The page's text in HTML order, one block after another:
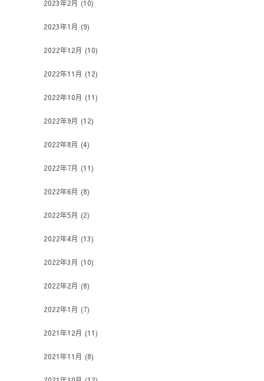
2023年2月 (10)
2023年1月 (9)
2022年12月 (10)
2022年11月 (12)
2022年10月 (11)
2022年9月 (12)
2022年8月 (4)
2022年7月 (11)
2022年6月 (8)
2022年5月 (2)
2022年4月 (13)
2022年3月 (10)
2022年2月 (8)
2022年1月 (7)
2021年12月 (11)
2021年11月 (8)